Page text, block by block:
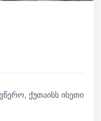
ქუთაისს ისეთი